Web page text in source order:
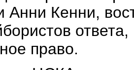
Анни Кенни,
право.